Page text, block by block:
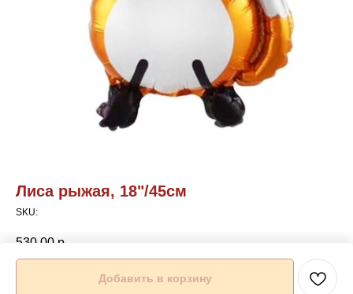
Лиса рыжая, 18"/45см
SKU:
530,00 р.
Добавить в корзину